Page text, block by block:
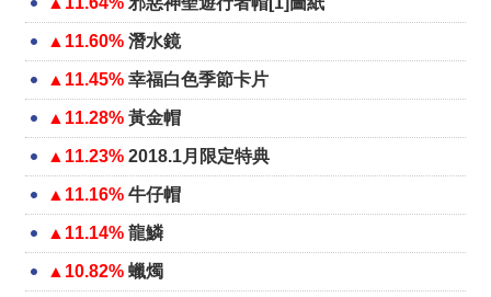
▲11.60% 潛水鏡
▲11.45% 幸福白色季節卡片
▲11.28% 黃金帽
▲11.23% 2018.1月限定特典
▲11.16% 牛仔帽
▲11.14% 龍鱗
▲10.82% 蠟燭